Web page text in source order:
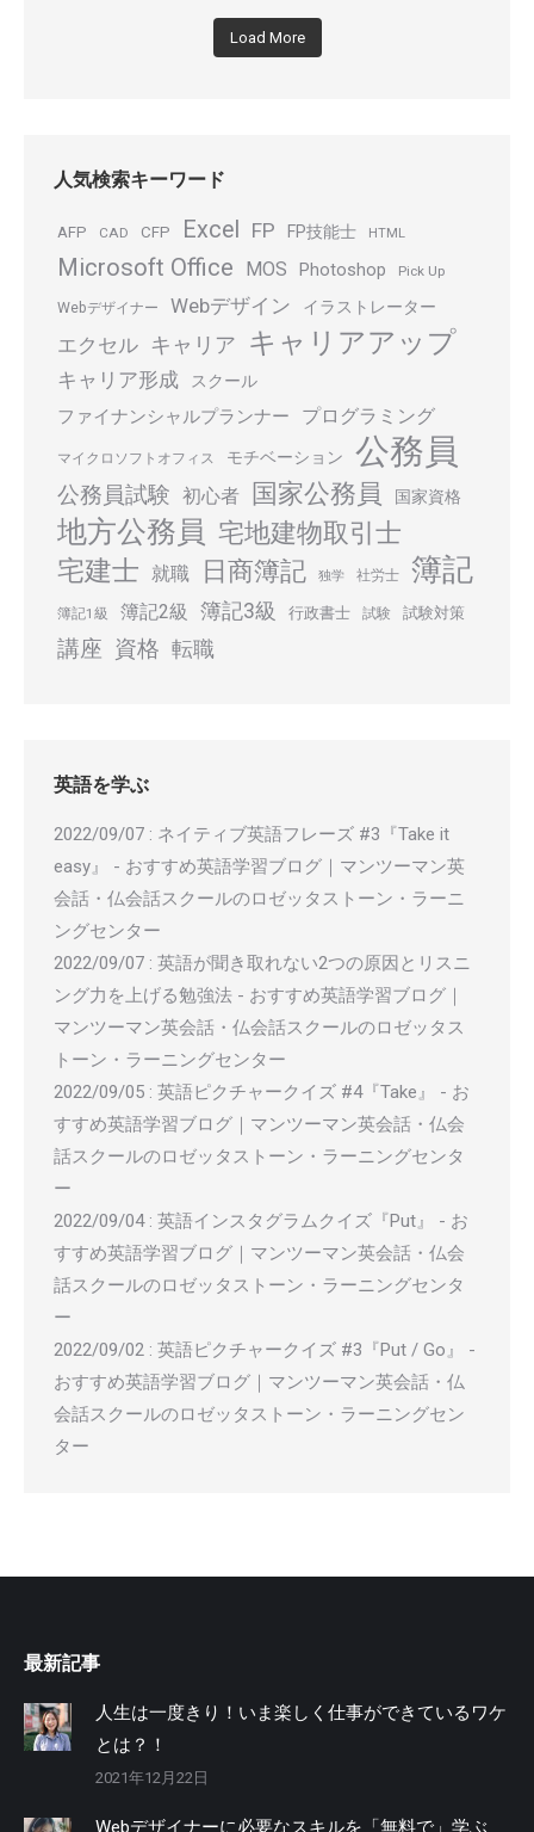
Load More
人気検索キーワード
AFP CAD CFP Excel FP FP技能士 HTML
Microsoft Office MOS Photoshop Pick Up
Webデザイナー Webデザイン イラストレーター
エクセル キャリア キャリアアップ
キャリア形成 スクール
ファイナンシャルプランナー プログラミング
マイクロソフトオフィス モチベーション 公務員
公務員試験 初心者 国家公務員 国家資格
地方公務員 宅地建物取引士
宅建士 就職 日商簿記 独学 社労士 簿記
簿記1級 簿記2級 簿記3級 行政書士 試験 試験対策
講座 資格 転職
英語を学ぶ
2022/09/07 : ネイティブ英語フレーズ #3『Take it
easy』 - おすすめ英語学習ブログ｜マンツーマン英
会話・仏会話スクールのロゼッタストーン・ラーニ
ングセンター
2022/09/07 : 英語が聞き取れない2つの原因とリスニ
ング力を上げる勉強法 - おすすめ英語学習ブログ｜
マンツーマン英会話・仏会話スクールのロゼッタス
トーン・ラーニングセンター
2022/09/05 : 英語ピクチャークイズ #4『Take』 - お
すすめ英語学習ブログ｜マンツーマン英会話・仏会
話スクールのロゼッタストーン・ラーニングセンタ
ー
2022/09/04: 英語インスタグラムクイズ『Put』 - お
すすめ英語学習ブログ｜マンツーマン英会話・仏会
話スクールのロゼッタストーン・ラーニングセンタ
ー
2022/09/02 : 英語ピクチャークイズ #3『Put / Go』 -
おすすめ英語学習ブログ｜マンツーマン英会話・仏
会話スクールのロゼッタストーン・ラーニングセン
ター
最新記事
人生は一度きり！いま楽しく仕事ができているワケ
とは？！
2021年12月22日
Webデザイナーに必要なスキルを「無料で」学ぶ